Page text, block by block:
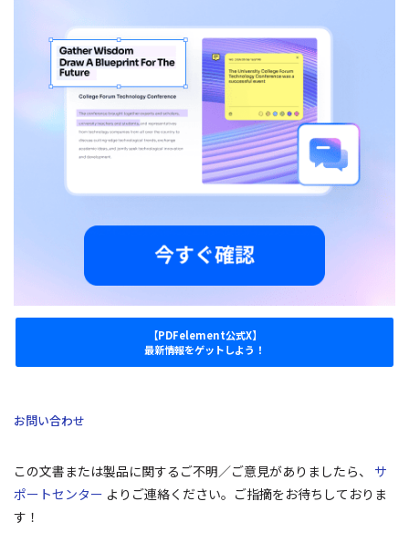
【PDFelement公式X】
最新情報をゲットしよう！
お問い合わせ
この文書または製品に関するご不明／ご意見がありましたら、 サ
ポートセンター よりご連絡ください。ご指摘をお待ちしておりま
す！